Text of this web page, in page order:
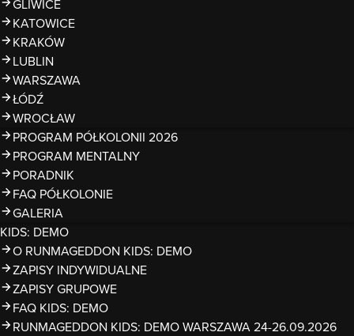
GLIWICE
KATOWICE
KRAKÓW
LUBLIN
WARSZAWA
ŁÓDŹ
WROCŁAW
PROGRAM PÓŁKOLONII 2026
PROGRAM MENTALNY
PORADNIK
FAQ PÓŁKOLONIE
GALERIA
KIDS: DEMO
O RUNMAGEDDON KIDS: DEMO
ZAPISY INDYWIDUALNE
ZAPISY GRUPOWE
FAQ KIDS: DEMO
RUNMAGEDDON KIDS: DEMO WARSZAWA 24-26.09.2026